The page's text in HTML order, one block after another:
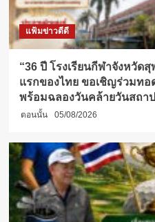
แฟ้มข่าวดีดี
“36 ปี โรงเรียนกีฬาจังหวัด
แรกของไทย ขอเชิญร่วมทอ
พร้อมฉลองวันคล้ายวันสถา
ตอนนั้น 05/08/2026